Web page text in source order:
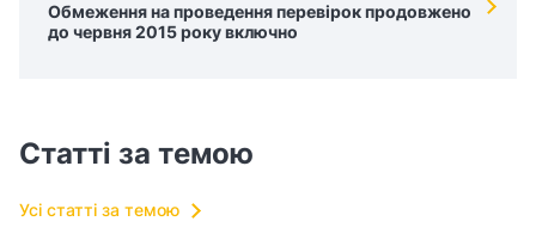
Обмеження на проведення перевірок продовжено
до червня 2015 року включно
Статті за темою
Усі статті за темою